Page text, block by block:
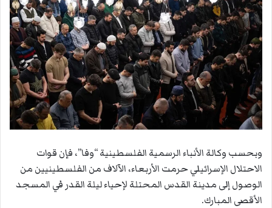
وبحسب وكالة الأنباء الرسمية الفلسطينية “وفا”، فإن قوات
الاحتلال الإسرائيلي حرمت الأربعاء، الآلاف من الفلسطينيين من
الوصول إلى مدينة القدس المحتلة لإحياء ليلة القدر في المسجد
الأقصى المبارك.